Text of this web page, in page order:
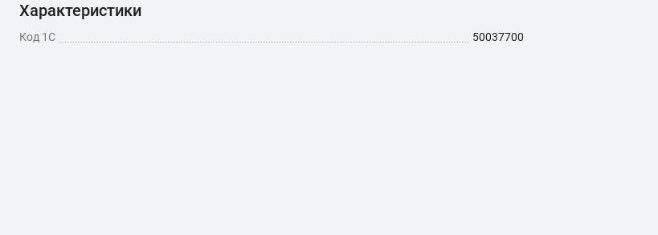
Характеристики
Код 1С 50037700